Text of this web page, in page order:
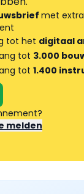
met
tot het digitaal
tot 3.000
tot 1.400
melden